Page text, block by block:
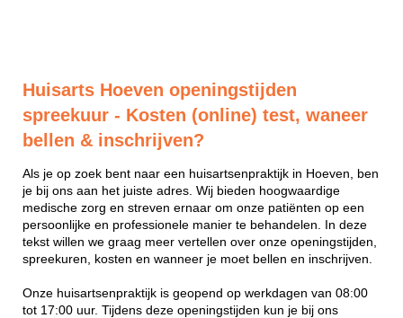
Huisarts Hoeven openingstijden
spreekuur - Kosten (online) test, waneer
bellen & inschrijven?
Als je op zoek bent naar een huisartsenpraktijk in Hoeven, ben
je bij ons aan het juiste adres. Wij bieden hoogwaardige
medische zorg en streven ernaar om onze patiënten op een
persoonlijke en professionele manier te behandelen. In deze
tekst willen we graag meer vertellen over onze openingstijden,
spreekuren, kosten en wanneer je moet bellen en inschrijven.
Onze huisartsenpraktijk is geopend op werkdagen van 08:00
tot 17:00 uur. Tijdens deze openingstijden kun je bij ons